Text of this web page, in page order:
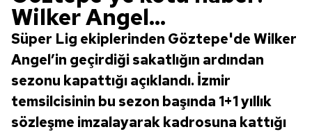
Wilker Angel...
Süper Lig ekiplerinden Göztepe'de Wilker
Angel’in geçirdiği sakatlığın ardından
sezonu kapattığı açıklandı. İzmir
temsilcisinin bu sezon başında 1+1 yıllık
sözleşme imzalayarak kadrosuna kattığı